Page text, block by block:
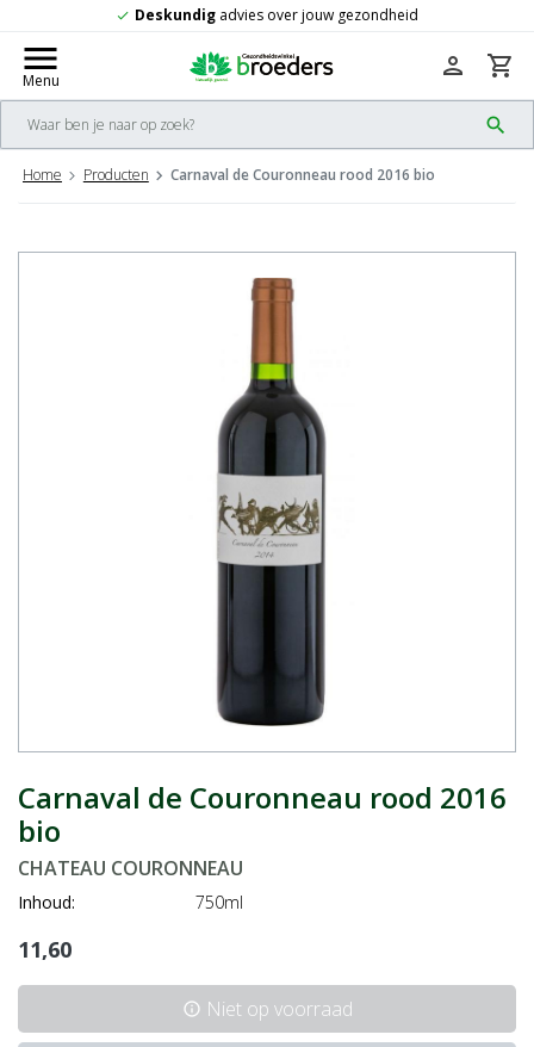
advies over jouw gezondheid
menu
Menu
search
person shopping_cart
Home Producten Carnaval de Couronneau rood 2016 bio
Carnaval de Couronneau rood 2016
bio
CHATEAU COURONNEAU
Inhoud: 750ml
11,60
info Niet op voorraad